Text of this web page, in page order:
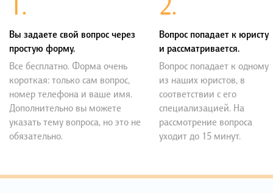
Вы задаете свой вопрос через
простую форму.
Все бесплатно. Форма очень
короткая: только сам вопрос,
номер телефона и ваше имя.
Дополнительно вы можете
указать тему вопроса, но это не
обязательно.
Вопрос попадает к юристу
и рассматривается.
Вопрос попадает к одному
из наших юристов, в
соответствии с его
специализацией. На
рассмотрение вопроса
уходит до 15 минут.